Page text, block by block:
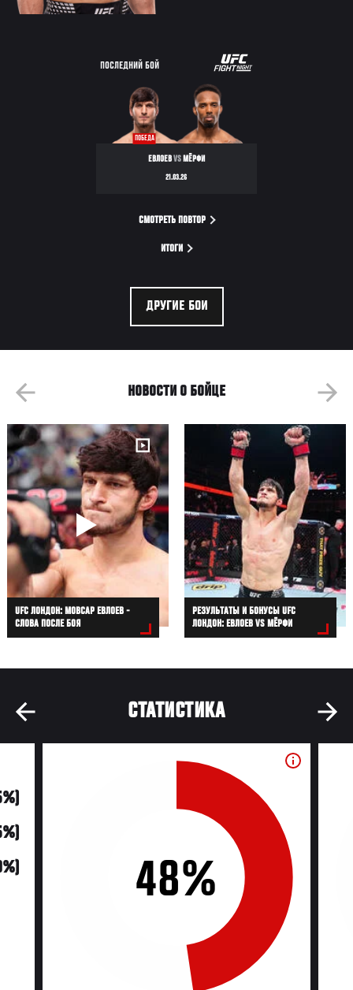
ПОСЛЕДНИЙ БОЙ
ПОБЕДА
ЕВЛОЕВVSМЁРФИ
21.03.26
СМОТРЕТЬ ПОВТОР
ИТОГИ
ДРУГИЕ БОИ
НОВОСТИ О БОЙЦЕ
UFC ЛОНДОН: МОВСАР ЕВЛОЕВ -
СЛОВА ПОСЛЕ БОЯ
РЕЗУЛЬТАТЫ И БОНУСЫ UFC
ЛОНДОН: ЕВЛОЕВ VS МЁРФИ
СТАТИСТИКА
48%